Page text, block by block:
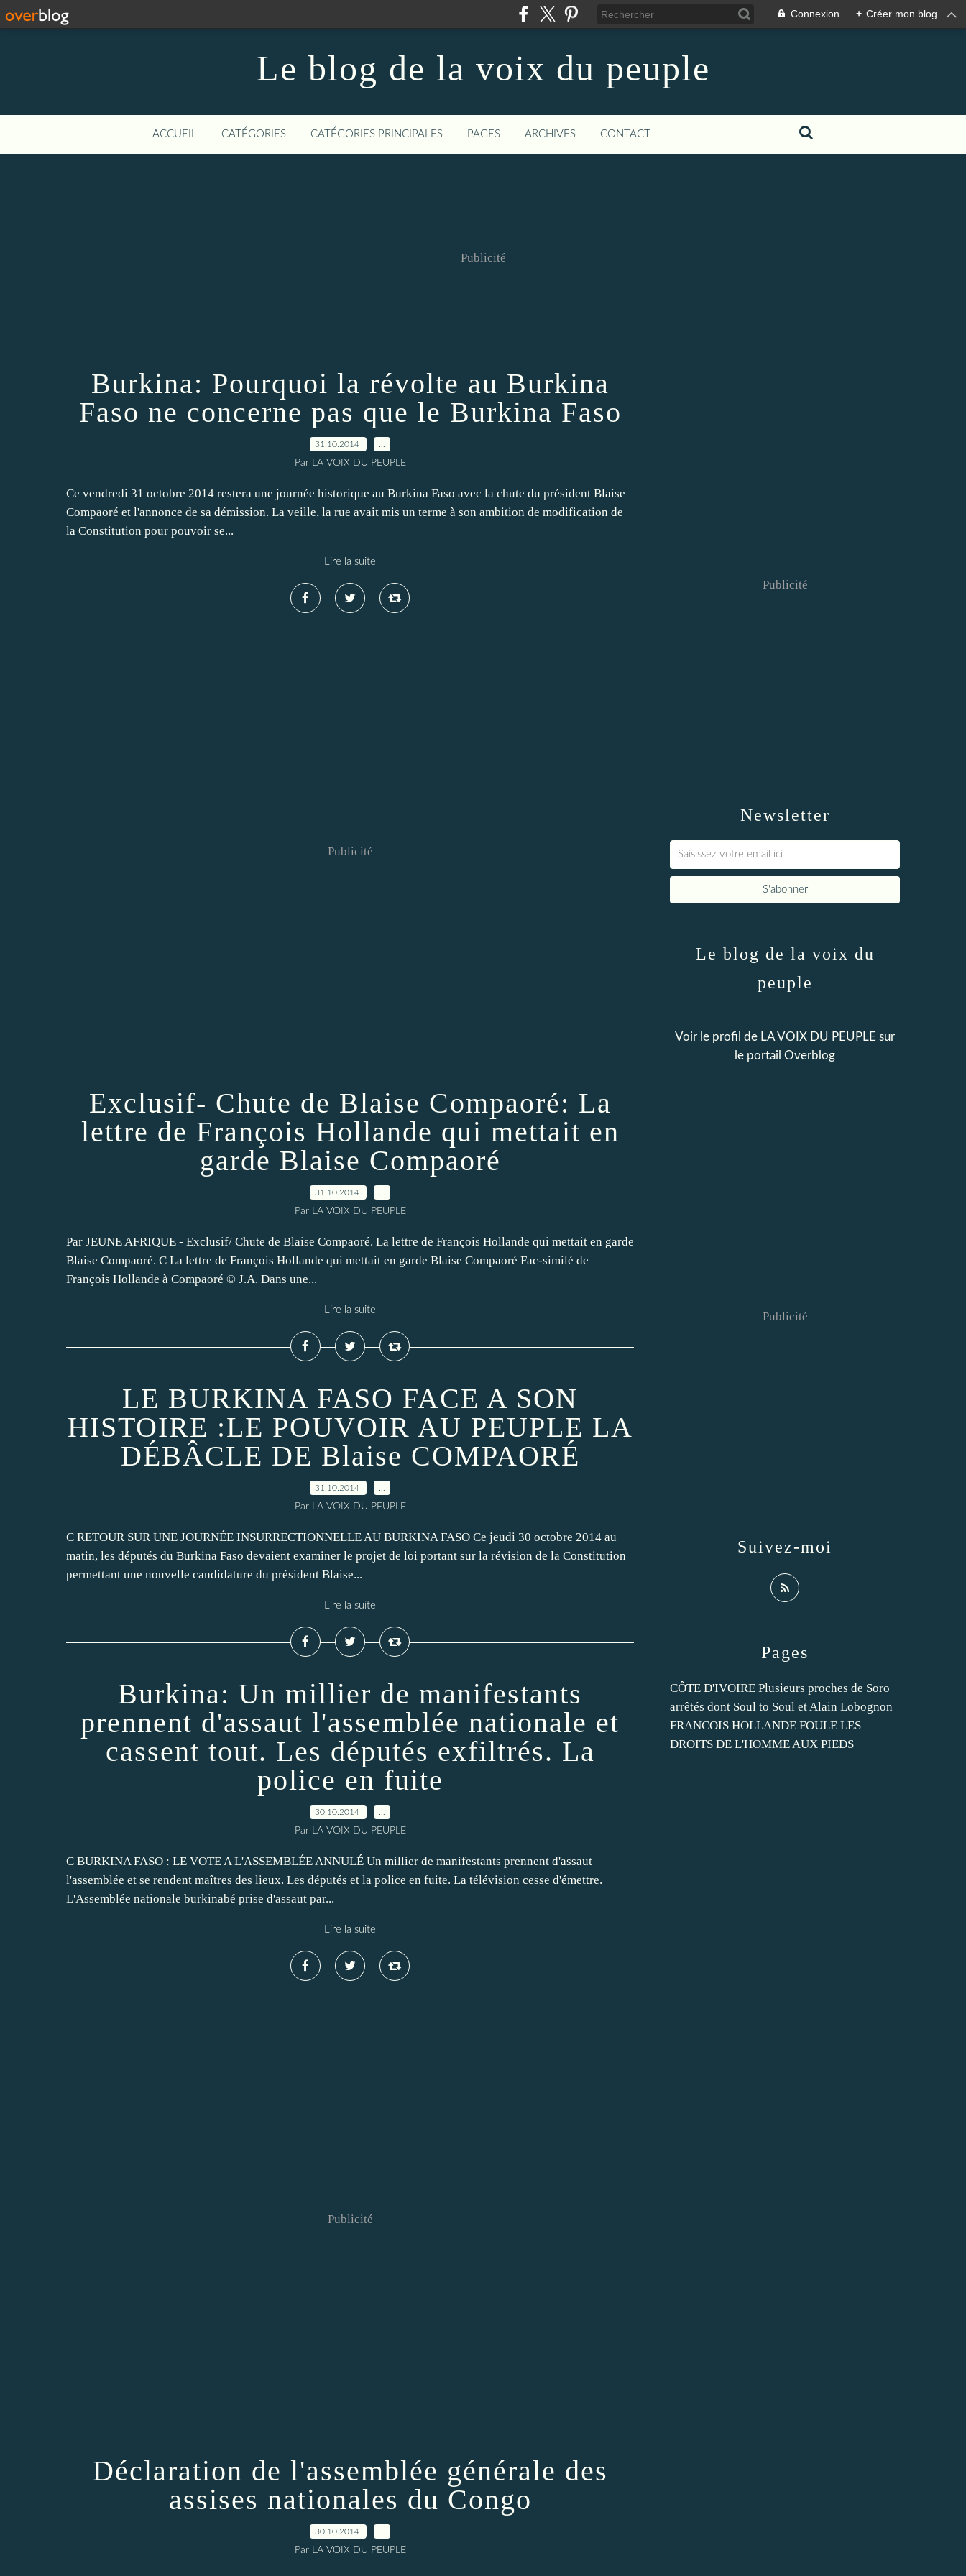
Connexion + Créer mon blog
Le blog de la voix du peuple
ACCUEIL CATÉGORIES CATÉGORIES PRINCIPALES PAGES ARCHIVES CONTACT
Publicité
Burkina: Pourquoi la révolte au Burkina
Faso ne concerne pas que le Burkina Faso
31.10.2014
Par LA VOIX DU PEUPLE
Ce vendredi 31 octobre 2014 restera une journée historique au Burkina Faso avec la chute du président Blaise
Compaoré et l'annonce de sa démission. La veille, la rue avait mis un terme à son ambition de modification de
la Constitution pour pouvoir se...
Lire la suite
Publicité
Exclusif- Chute de Blaise Compaoré: La
lettre de François Hollande qui mettait en
garde Blaise Compaoré
31.10.2014
Par LA VOIX DU PEUPLE
Par JEUNE AFRIQUE - Exclusif/ Chute de Blaise Compaoré. La lettre de François Hollande qui mettait en garde
Blaise Compaoré. C La lettre de François Hollande qui mettait en garde Blaise Compaoré Fac-similé de
François Hollande à Compaoré © J.A. Dans une...
Lire la suite
LE BURKINA FASO FACE A SON
HISTOIRE :LE POUVOIR AU PEUPLE LA
DÉBÂCLE DE Blaise COMPAORÉ
31.10.2014
Par LA VOIX DU PEUPLE
C RETOUR SUR UNE JOURNÉE INSURRECTIONNELLE AU BURKINA FASO Ce jeudi 30 octobre 2014 au
matin, les députés du Burkina Faso devaient examiner le projet de loi portant sur la révision de la Constitution
permettant une nouvelle candidature du président Blaise...
Lire la suite
Burkina: Un millier de manifestants
prennent d'assaut l'assemblée nationale et
cassent tout. Les députés exfiltrés. La
police en fuite
30.10.2014
Par LA VOIX DU PEUPLE
C BURKINA FASO : LE VOTE A L'ASSEMBLÉE ANNULÉ Un millier de manifestants prennent d'assaut
l'assemblée et se rendent maîtres des lieux. Les députés et la police en fuite. La télévision cesse d'émettre.
L'Assemblée nationale burkinabé prise d'assaut par...
Lire la suite
Publicité
Déclaration de l'assemblée générale des
assises nationales du Congo
30.10.2014
Par LA VOIX DU PEUPLE
Newsletter
Publicité
Pages
CÔTE D'IVOIRE Plusieurs proches de Soro
arrêtés dont Soul to Soul et Alain Lobognon
FRANCOIS HOLLANDE FOULE LES
DROITS DE L'HOMME AUX PIEDS
Le blog de la voix du
peuple
Voir le profil de LA VOIX DU PEUPLE sur
le portail Overblog
Suivez-moi
Publicité